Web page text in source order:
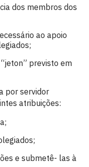
dos membros dos
ao apoio
previsto em
por servidor
atribuições:
e submetê- las à